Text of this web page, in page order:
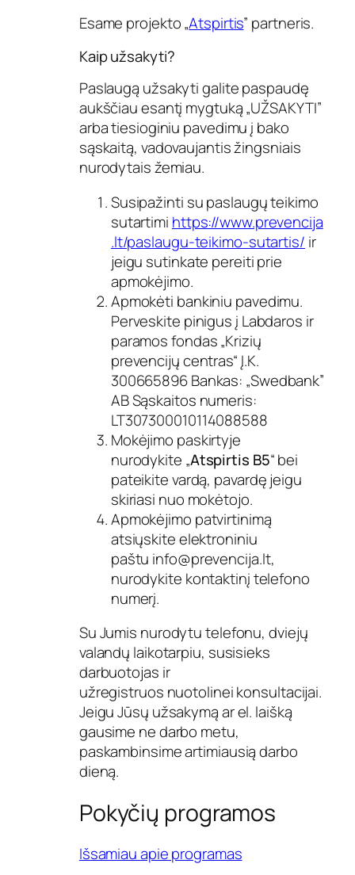
Esame projekto „Atspirtis” partneris.
Kaip užsakyti?
Paslaugą užsakyti galite paspaudę
aukščiau esantį mygtuką „UŽSAKYTI”
arba tiesioginiu pavedimu į bako
sąskaitą, vadovaujantis žingsniais
nurodytais žemiau.
Susipažinti su paslaugų teikimo
sutartimi https://www.prevencija
.lt/paslaugu-teikimo-sutartis/ ir
jeigu sutinkate pereiti prie
apmokėjimo.
Apmokėti bankiniu pavedimu.
Perveskite pinigus į Labdaros ir
paramos fondas „Krizių
prevencijų centras“ Į.K.
300665896 Bankas: „Swedbank”
AB Sąskaitos numeris:
LT307300010114088588
Mokėjimo paskirtyje
nurodykite „Atspirtis B5“bei
pateikite vardą, pavardę jeigu
skiriasi nuo mokėtojo.
Apmokėjimo patvirtinimą
atsiųskite elektroniniu
paštu info@prevencija.lt,
nurodykite kontaktinį telefono
numerį.
Su Jumis nurodytu telefonu, dviejų
valandų laikotarpiu, susisieks
darbuotojas ir
užregistruos nuotolinei konsultacijai.
Jeigu Jūsų užsakymą ar el. laišką
gausime ne darbo metu,
paskambinsime artimiausią darbo
dieną.
Pokyčių programos
Išsamiau apie programas